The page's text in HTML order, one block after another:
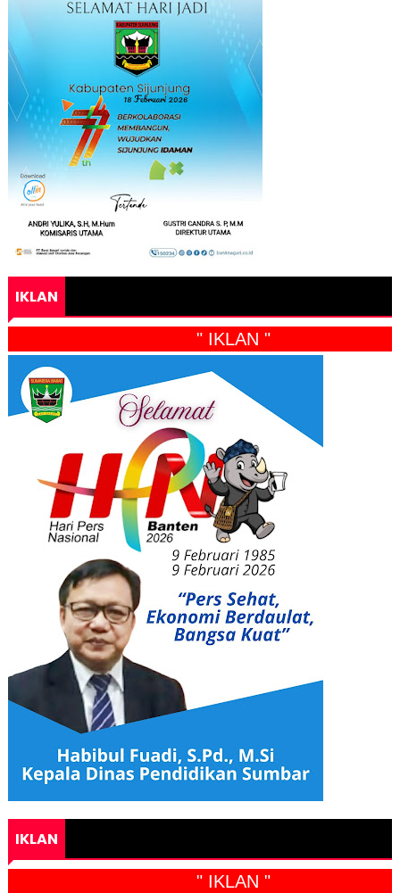
IKLAN
" IKLAN "
IKLAN
" IKLAN "